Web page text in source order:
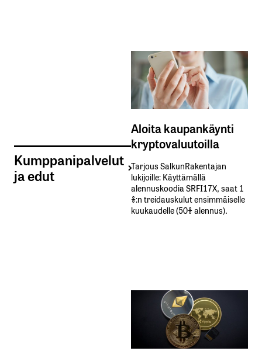
Kumppanipalvelut
ja edut
Aloita kaupankäynti
kryptovaluutoilla
Tarjous SalkunRakentajan
lukijoille: Käyttämällä​ ​
alennuskoodia​ ​SRFI17X,​ ​saat​ ​1
%:n treidauskulut​ ​ensimmäiselle​ ​
kuukaudelle​ ​(50%​ ​alennus).